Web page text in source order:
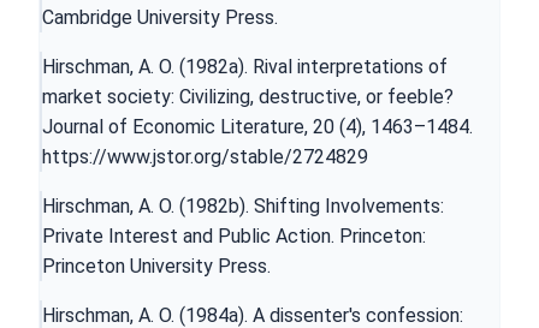
Cambridge University Press.
Hirschman, A. O. (1982a). Rival interpretations of
market society: Civilizing, destructive, or feeble?
Journal of Economic Literature, 20 (4), 1463–1484.
https://www.jstor.org/stable/2724829
Hirschman, A. O. (1982b). Shifting Involvements:
Private Interest and Public Action. Princeton:
Princeton University Press.
Hirschman, A. O. (1984a). A dissenter's confession: